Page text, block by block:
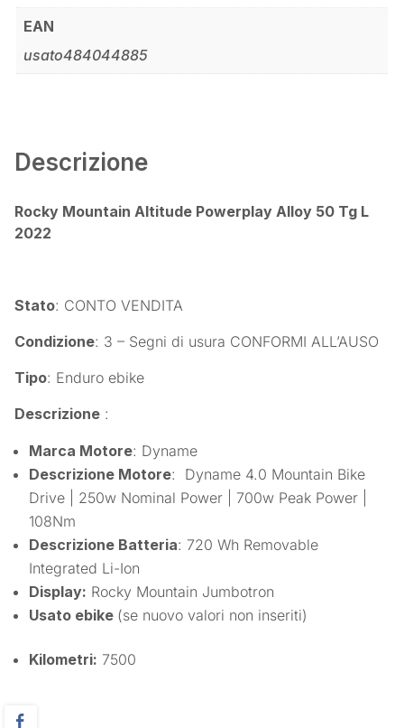
EAN
usato484044885
Descrizione
Rocky Mountain Altitude Powerplay Alloy 50 Tg L
2022
Stato: CONTO VENDITA
Condizione: 3 – Segni di usura CONFORMI ALL’AUSO
Tipo: Enduro ebike
Descrizione :
Marca Motore: Dyname
Descrizione Motore: Dyname 4.0 Mountain Bike
Drive | 250w Nominal Power | 700w Peak Power |
108Nm
Descrizione Batteria: 720 Wh Removable
Integrated Li-Ion
Display: Rocky Mountain Jumbotron
Usato ebike (se nuovo valori non inseriti)
Kilometri: 7500